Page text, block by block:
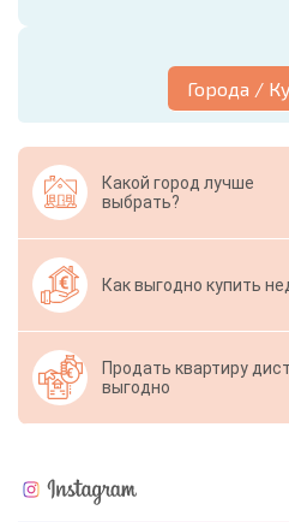
Города /
Какой город лучше
выбрать?
Как выгодно купить
Продать квартиру
выгодно